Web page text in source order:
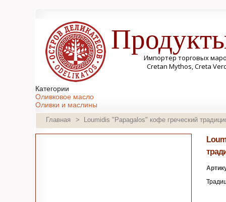
Импортер торговых
Cretan Mythos, Creta
Категории
Оливковое масло
Оливки и маслины
Консервы и бакалея
Соусы
Cладости
Главная > Loumidis "Papagalos" кофе греческий